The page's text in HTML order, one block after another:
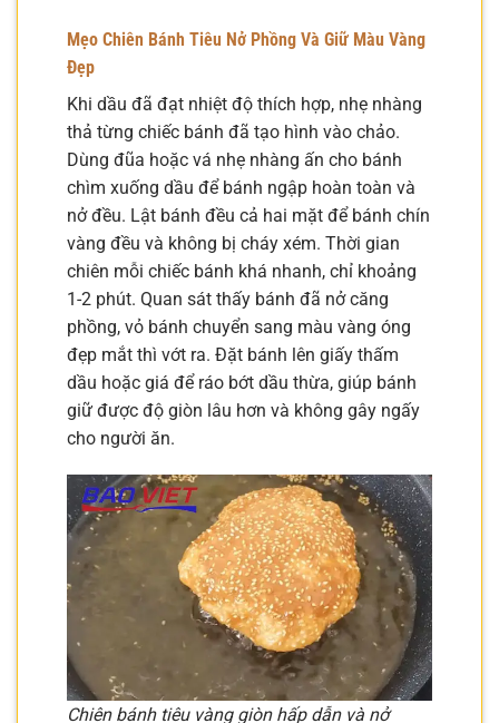
Mẹo Chiên Bánh Tiêu Nở Phồng Và Giữ Màu Vàng
Đẹp
Khi dầu đã đạt nhiệt độ thích hợp, nhẹ nhàng
thả từng chiếc bánh đã tạo hình vào chảo.
Dùng đũa hoặc vá nhẹ nhàng ấn cho bánh
chìm xuống dầu để bánh ngập hoàn toàn và
nở đều. Lật bánh đều cả hai mặt để bánh chín
vàng đều và không bị cháy xém. Thời gian
chiên mỗi chiếc bánh khá nhanh, chỉ khoảng
1-2 phút. Quan sát thấy bánh đã nở căng
phồng, vỏ bánh chuyển sang màu vàng óng
đẹp mắt thì vớt ra. Đặt bánh lên giấy thấm
dầu hoặc giá để ráo bớt dầu thừa, giúp bánh
giữ được độ giòn lâu hơn và không gây ngấy
cho người ăn.
Chiên bánh tiêu vàng giòn hấp dẫn và nở